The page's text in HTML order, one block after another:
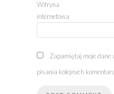
Witryna
internetowa
Zapamiętaj moje dane
pisania kolejnych